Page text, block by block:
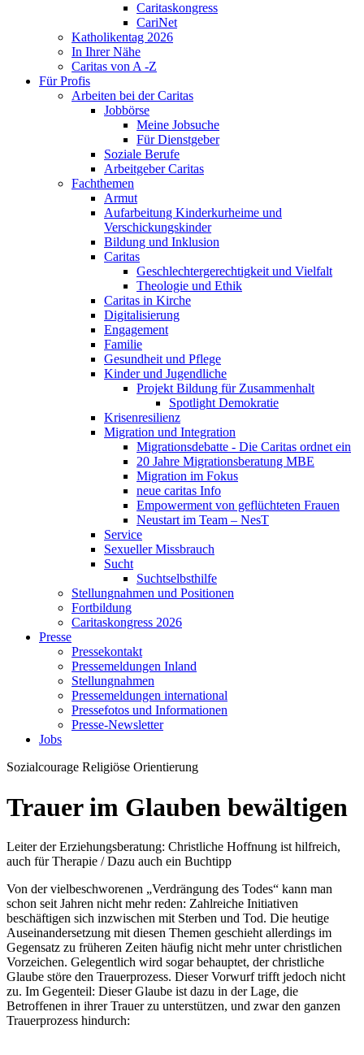
Caritaskongress
CariNet
Katholikentag 2026
In Ihrer Nähe
Caritas von A -Z
Für Profis
Arbeiten bei der Caritas
Jobbörse
Meine Jobsuche
Für Dienstgeber
Soziale Berufe
Arbeitgeber Caritas
Fachthemen
Armut
Aufarbeitung Kinderkurheime und
Verschickungskinder
Bildung und Inklusion
Caritas
Geschlechtergerechtigkeit und Vielfalt
Theologie und Ethik
Caritas in Kirche
Digitalisierung
Engagement
Familie
Gesundheit und Pflege
Kinder und Jugendliche
Projekt Bildung für Zusammenhalt
Spotlight Demokratie
Krisenresilienz
Migration und Integration
Migrationsdebatte - Die Caritas ordnet ein
20 Jahre Migrationsberatung MBE
Migration im Fokus
neue caritas Info
Empowerment von geflüchteten Frauen
Neustart im Team – NesT
Service
Sexueller Missbrauch
Sucht
Suchtselbsthilfe
Stellungnahmen und Positionen
Fortbildung
Caritaskongress 2026
Presse
Pressekontakt
Pressemeldungen Inland
Stellungnahmen
Pressemeldungen international
Pressefotos und Informationen
Presse-Newsletter
Jobs
Sozialcourage Religiöse Orientierung
Trauer im Glauben bewältigen
Leiter der Erziehungsberatung: Christliche Hoffnung ist hilfreich,
auch für Therapie / Dazu auch ein Buchtipp
Von der vielbeschworenen „Verdrängung des Todes“ kann man
schon seit Jahren nicht mehr reden: Zahlreiche Initiativen
beschäftigen sich inzwischen mit Sterben und Tod. Die heutige
Auseinandersetzung mit diesen Themen geschieht allerdings im
Gegensatz zu früheren Zeiten häufig nicht mehr unter christlichen
Vorzeichen. Gelegentlich wird sogar behauptet, der christliche
Glaube störe den Trauerprozess. Dieser Vorwurf trifft jedoch nicht
zu. Im Gegenteil: Dieser Glaube ist dazu in der Lage, die
Betroffenen in ihrer Trauer zu unterstützen, und zwar den ganzen
Trauerprozess hindurch: